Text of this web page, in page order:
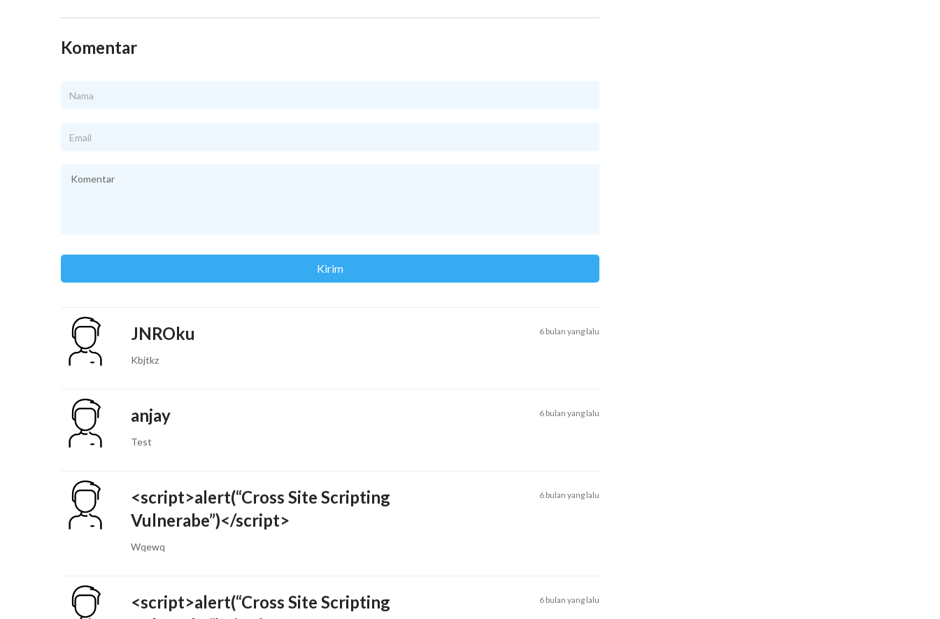
Komentar
JNROku 6 bulan yang lalu
Kbjtkz
anjay 6 bulan yang lalu
Test
<script>alert(“Cross Site Scripting
Vulnerabe”)</script>
6 bulan yang lalu
Wqewq
<script>alert(“Cross Site Scripting
6 bulan yang lalu